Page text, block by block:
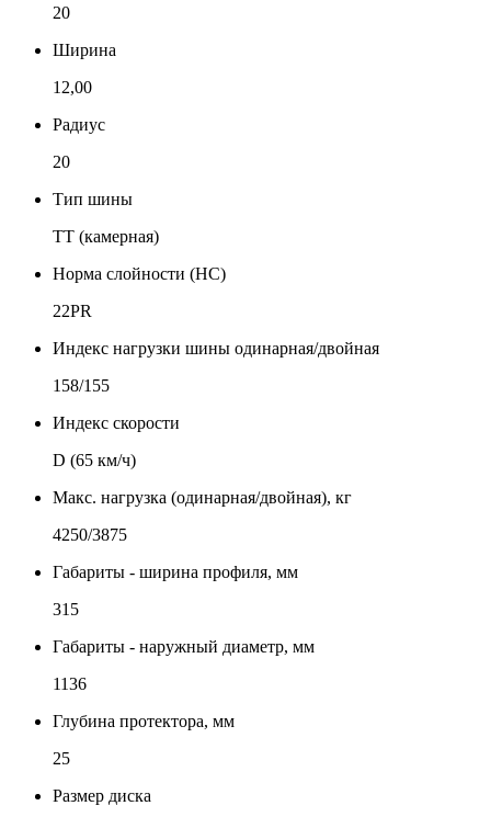
20
Ширина
12,00
Радиус
20
Тип шины
TT (камерная)
Норма слойности (НС)
22PR
Индекс нагрузки шины одинарная/двойная
158/155
Индекс скорости
D (65 км/ч)
Макс. нагрузка (одинарная/двойная), кг
4250/3875
Габариты - ширина профиля, мм
315
Габариты - наружный диаметр, мм
1136
Глубина протектора, мм
25
Размер диска